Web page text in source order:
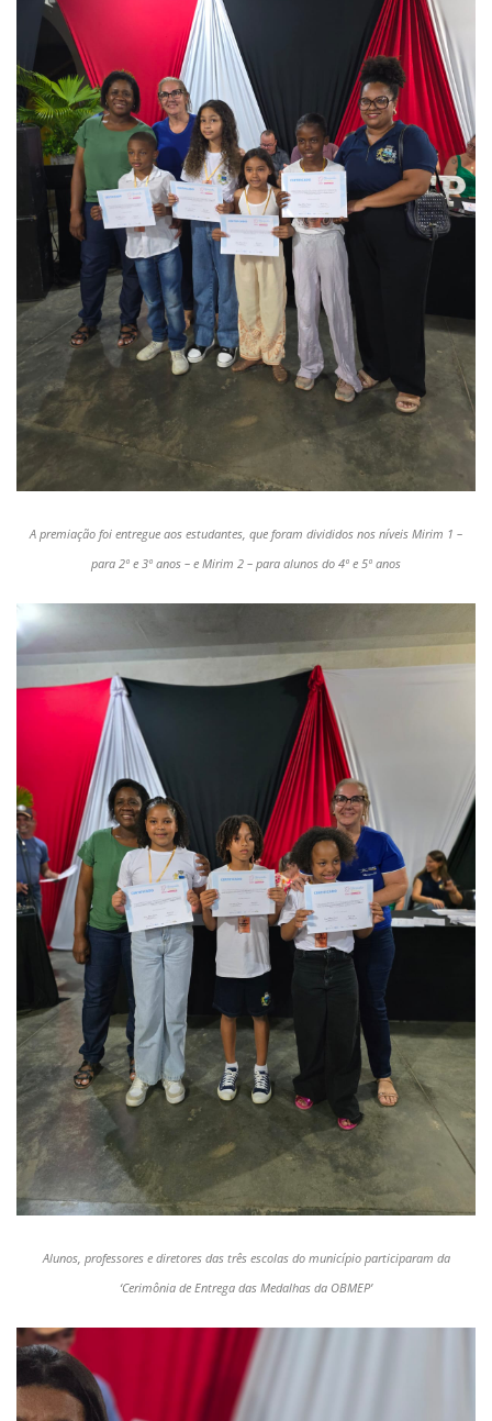
A premiação foi entregue aos estudantes, que foram divididos nos níveis Mirim 1 –
para 2º e 3º anos – e Mirim 2 – para alunos do 4º e 5º anos
Alunos, professores e diretores das três escolas do município participaram da
‘Cerimônia de Entrega das Medalhas da OBMEP’